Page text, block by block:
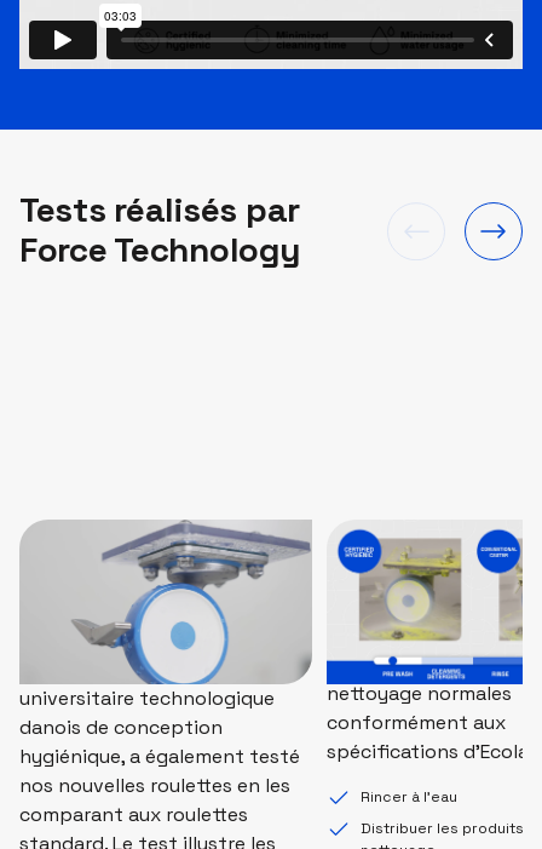
Tests réalisés par
Force Technology
Roulettes
hygiéniques contre
roulettes standard
Force Technology, le centre
universitaire technologique
danois de conception
hygiénique, a également testé
nos nouvelles roulettes en les
comparant aux roulettes
standard. Le test illustre les
Nettoyage
spécifications
Les tests ont été
appliquant des
nettoyage normales
conformément aux
spécifications
Rincer à l'eau
Distribuer les produits